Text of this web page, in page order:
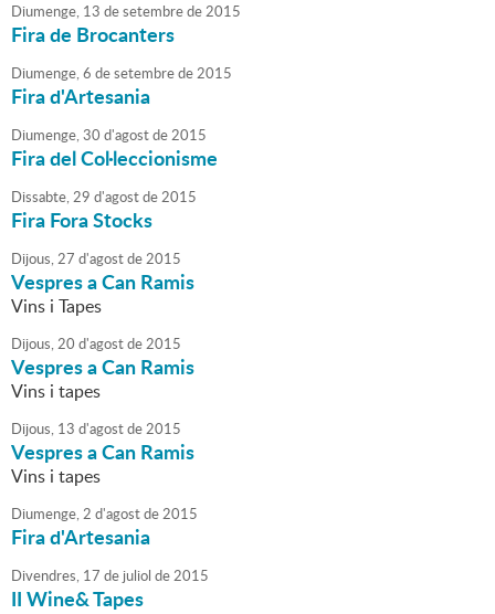
Diumenge, 13 desetembrede2015
Fira de Brocanters
Diumenge,6 desetembrede2015
Fira d'Artesania
Diumenge,30 d'agostde2015
Fira del Col·leccionisme
Dissabte,29 d'agostde2015
Fira Fora Stocks
Dijous,27 d'agostde2015
Vespres a Can Ramis
Vins i Tapes
Dijous,20 d'agostde2015
Vespres a Can Ramis
Vins i tapes
Dijous, 13 d'agostde2015
Vespres a Can Ramis
Vins i tapes
Diumenge,2 d'agostde2015
Fira d'Artesania
Divendres, 17 de juliol de2015
II Wine& Tapes